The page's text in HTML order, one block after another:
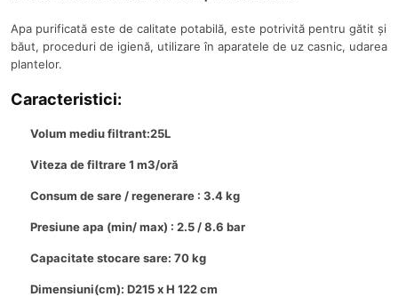
Apa purificată este de calitate potabilă, este potrivită pentru gătit și
băut, proceduri de igienă, utilizare în aparatele de uz casnic, udarea
plantelor.
Caracteristici:
Volum mediu filtrant:25L
Viteza de filtrare 1 m3/oră
Consum de sare / regenerare : 3.4 kg
Presiune apa (min/ max) : 2.5 / 8.6 bar
Capacitate stocare sare: 70 kg
Dimensiuni(cm): D215 x H 122 cm